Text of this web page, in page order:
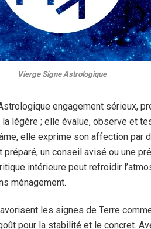
Vierge Signe Astrologique
engagement sérieux,
la légère ; elle évalue, observe et
elle exprime son affection par
un conseil avisé ou une
intérieure peut refroidir
ménagement.
les signes de Terre
pour la stabilité et le concret.